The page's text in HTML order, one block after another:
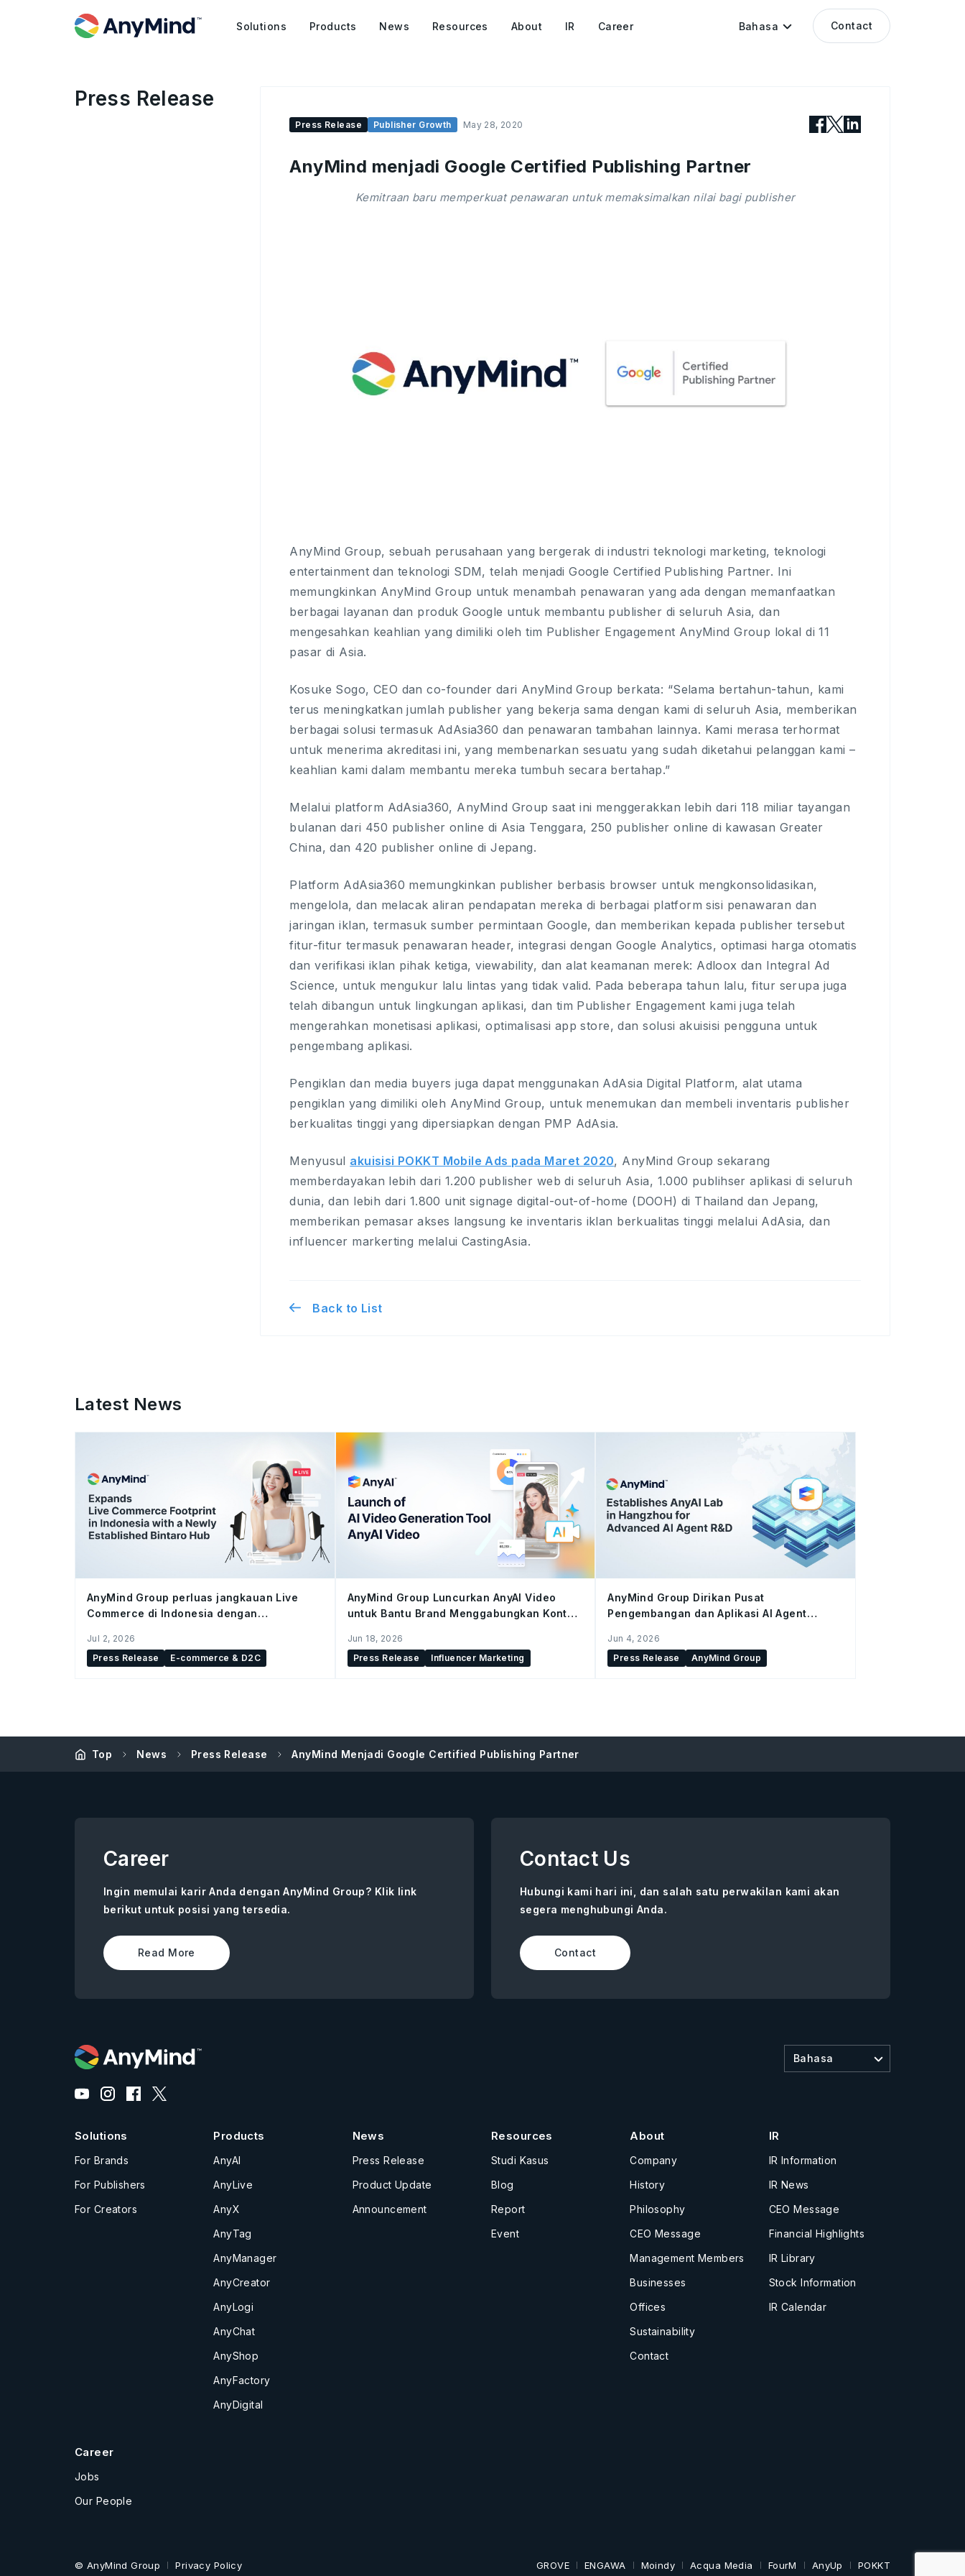
Solutions Products News Resources About IR Career Bahasa Contact
Press Release
Press Release Publisher Growth May 28, 2020
AnyMind menjadi Google Certified Publishing Partner
Kemitraan baru memperkuat penawaran untuk memaksimalkan nilai bagi publisher
AnyMind Group, sebuah perusahaan yang bergerak di industri teknologi marketing, teknologi
entertainment dan teknologi SDM, telah menjadi Google Certified Publishing Partner. Ini
memungkinkan AnyMind Group untuk menambah penawaran yang ada dengan memanfaatkan
berbagai layanan dan produk Google untuk membantu publisher di seluruh Asia, dan
mengesahkan keahlian yang dimiliki oleh tim Publisher Engagement AnyMind Group lokal di 11
pasar di Asia.
Kosuke Sogo, CEO dan co-founder dari AnyMind Group berkata: “Selama bertahun-tahun, kami
terus meningkatkan jumlah publisher yang bekerja sama dengan kami di seluruh Asia, memberikan
berbagai solusi termasuk AdAsia360 dan penawaran tambahan lainnya. Kami merasa terhormat
untuk menerima akreditasi ini, yang membenarkan sesuatu yang sudah diketahui pelanggan kami –
keahlian kami dalam membantu mereka tumbuh secara bertahap.”
Melalui platform AdAsia360, AnyMind Group saat ini menggerakkan lebih dari 118 miliar tayangan
bulanan dari 450 publisher online di Asia Tenggara, 250 publisher online di kawasan Greater
China, dan 420 publisher online di Jepang.
Platform AdAsia360 memungkinkan publisher berbasis browser untuk mengkonsolidasikan,
mengelola, dan melacak aliran pendapatan mereka di berbagai platform sisi penawaran dan
jaringan iklan, termasuk sumber permintaan Google, dan memberikan kepada publisher tersebut
fitur-fitur termasuk penawaran header, integrasi dengan Google Analytics, optimasi harga otomatis
dan verifikasi iklan pihak ketiga, viewability, dan alat keamanan merek: Adloox dan Integral Ad
Science, untuk mengukur lalu lintas yang tidak valid. Pada beberapa tahun lalu, fitur serupa juga
telah dibangun untuk lingkungan aplikasi, dan tim Publisher Engagement kami juga telah
mengerahkan monetisasi aplikasi, optimalisasi app store, dan solusi akuisisi pengguna untuk
pengembang aplikasi.
Pengiklan dan media buyers juga dapat menggunakan AdAsia Digital Platform, alat utama
pengiklan yang dimiliki oleh AnyMind Group, untuk menemukan dan membeli inventaris publisher
berkualitas tinggi yang dipersiapkan dengan PMP AdAsia.
Menyusul akuisisi POKKT Mobile Ads pada Maret 2020, AnyMind Group sekarang
memberdayakan lebih dari 1.200 publisher web di seluruh Asia, 1.000 publihser aplikasi di seluruh
dunia, dan lebih dari 1.800 unit signage digital-out-of-home (DOOH) di Thailand dan Jepang,
memberikan pemasar akses langsung ke inventaris iklan berkualitas tinggi melalui AdAsia, dan
influencer markerting melalui CastingAsia.
Back to List
Latest News
AnyMind Group perluas jangkauan Live
Commerce di Indonesia dengan
Jul 2, 2026
Press Release
E-commerce & D2C
AnyMind Group Luncurkan AnyAI Video
untuk Bantu Brand Menggabungkan Konten
Social Commerce
Jun 18, 2026
Press Release
Influencer Marketing
AnyMind Group Dirikan Pusat
Pengembangan dan Aplikasi AI Agent
Jun 4, 2026
Press Release
AnyMind Group
Top News Press Release AnyMind Menjadi Google Certified Publishing Partner
Career
Ingin memulai karir Anda dengan AnyMind Group? Klik link
berikut untuk posisi yang tersedia.
Read More
Contact Us
Hubungi kami hari ini, dan salah satu perwakilan kami akan
segera menghubungi Anda.
Contact
Bahasa
Solutions
For Brands
For Publishers
For Creators
Products
AnyAI
AnyLive
AnyX
AnyTag
AnyManager
AnyCreator
AnyLogi
AnyChat
AnyShop
AnyFactory
AnyDigital
News
Press Release
Product Update
Announcement
Resources
Studi Kasus
Blog
Report
Event
About
Company
History
Philosophy
CEO Message
Management Members
Businesses
Offices
Sustainability
Contact
IR
IR Information
IR News
CEO Message
Financial Highlights
IR Library
Stock Information
IR Calendar
Career
Jobs
Our People
© AnyMind Group Privacy Policy GROVE ENGAWA Moindy Acqua Media FourM AnyUp POKKT